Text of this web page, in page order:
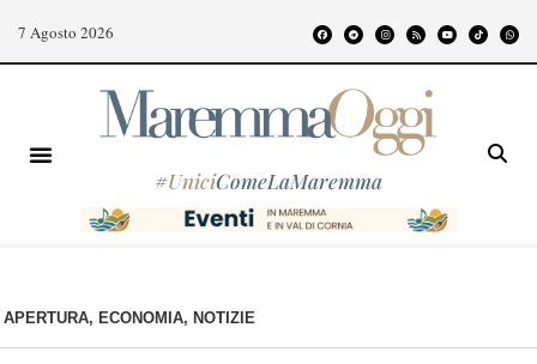
7 Agosto 2026
#UniciComeLaMaremma
APERTURA, ECONOMIA, NOTIZIE